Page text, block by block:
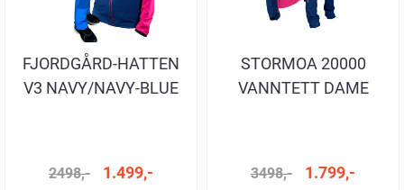
FJORDGÅRD-HATTEN
V3 NAVY/NAVY-BLUE
2498,- 1.499,-
STORMOA 20000
VANNTETT DAME
3498,- 1.799,-